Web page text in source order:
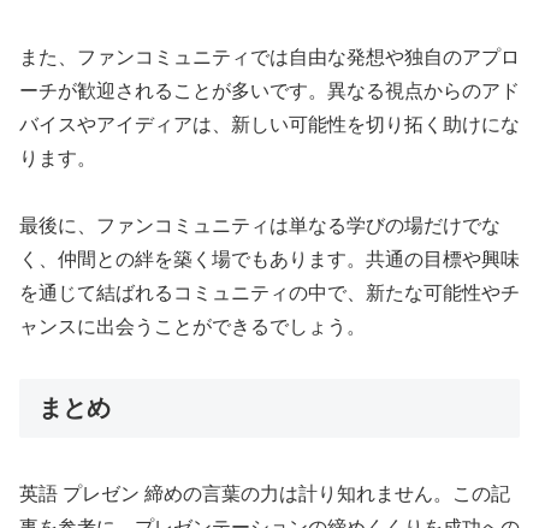
また、ファンコミュニティでは自由な発想や独自のアプロ
ーチが歓迎されることが多いです。異なる視点からのアド
バイスやアイディアは、新しい可能性を切り拓く助けにな
ります。
最後に、ファンコミュニティは単なる学びの場だけでな
く、仲間との絆を築く場でもあります。共通の目標や興味
を通じて結ばれるコミュニティの中で、新たな可能性やチ
ャンスに出会うことができるでしょう。
まとめ
英語 プレゼン 締めの言葉の力は計り知れません。この記